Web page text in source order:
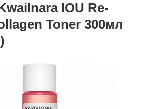
IOU Re-
Toner 300мл